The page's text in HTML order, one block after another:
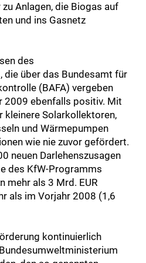
Anlagen, die Biogas auf
und ins Gasnetz
des
über das Bundesamt für
(BAFA) vergeben
2009 ebenfalls positiv. Mit
kleinere Solarkollektoren,
und Wärmepumpen
wie nie zuvor gefördert.
neuen Darlehenszusagen
des KfW-Programms
mehr als 3 Mrd. EUR
als im Vorjahr 2008 (1,6
kontinuierlich